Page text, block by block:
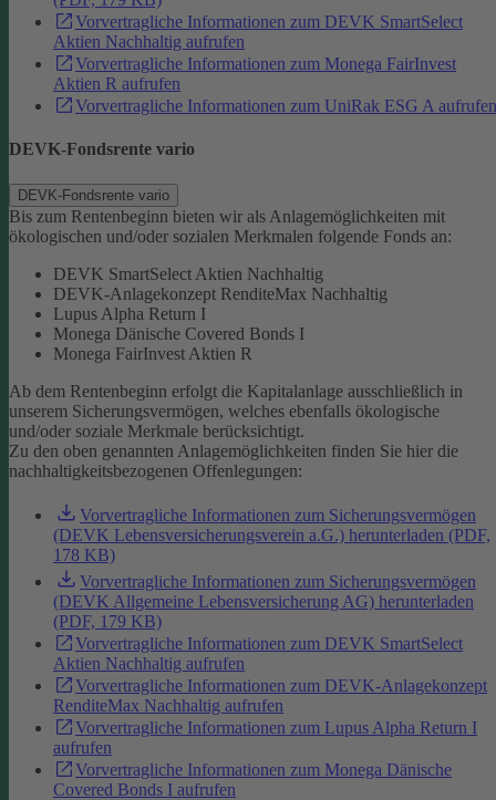
Vorvertragliche Informationen zum DEVK SmartSelect
Aktien Nachhaltig aufrufen
Vorvertragliche Informationen zum Monega FairInvest
Aktien R aufrufen
Vorvertragliche Informationen zum UniRak ESG A aufrufen
DEVK-Fondsrente vario
DEVK-Fondsrente vario
Bis zum Rentenbeginn bieten wir als Anlagemöglichkeiten mit
ökologischen und/oder sozialen Merkmalen folgende Fonds an:
DEVK SmartSelect Aktien Nachhaltig
DEVK-Anlagekonzept RenditeMax Nachhaltig
Lupus Alpha Return I
Monega Dänische Covered Bonds I
Monega FairInvest Aktien R
Ab dem Rentenbeginn erfolgt die Kapitalanlage ausschließlich in
unserem Sicherungsvermögen, welches ebenfalls ökologische
und/oder soziale Merkmale berücksichtigt.
Zu den oben genannten Anlagemöglichkeiten finden Sie hier die
nachhaltigkeitsbezogenen Offenlegungen:
Vorvertragliche Informationen zum Sicherungsvermögen
(DEVK Lebensversicherungsverein a.G.) herunterladen (PDF,
178 KB)
Vorvertragliche Informationen zum Sicherungsvermögen
(DEVK Allgemeine Lebensversicherung AG) herunterladen
(PDF, 179 KB)
Vorvertragliche Informationen zum DEVK SmartSelect
Aktien Nachhaltig aufrufen
Vorvertragliche Informationen zum DEVK-Anlagekonzept
RenditeMax Nachhaltig aufrufen
Vorvertragliche Informationen zum Lupus Alpha Return I
aufrufen
Vorvertragliche Informationen zum Monega Dänische
Covered Bonds I aufrufen